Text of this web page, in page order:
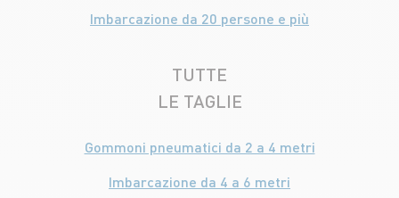
Imbarcazione da 20 persone e più
TUTTE
LE TAGLIE
Gommoni pneumatici da 2 a 4 metri
Imbarcazione da 4 a 6 metri